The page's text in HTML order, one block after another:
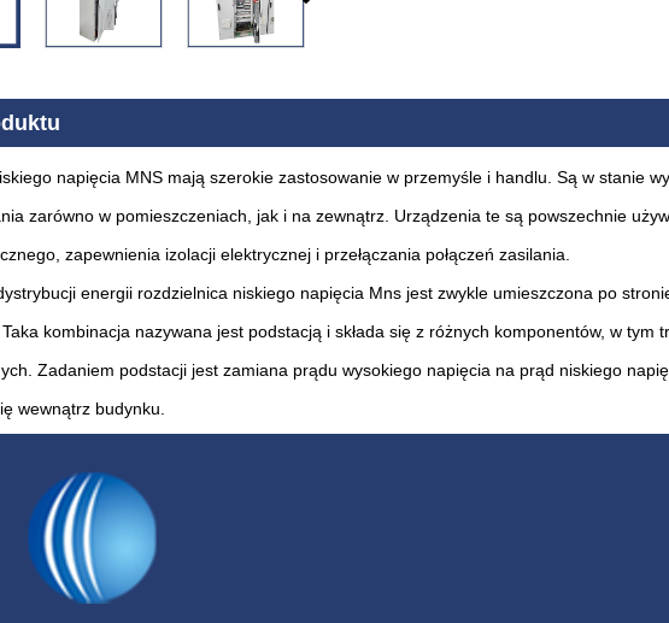
napięcia MNS mają szerokie zastosowanie w przemyśle i handlu. Są w stanie
zarówno w pomieszczeniach, jak i na zewnątrz. Urządzenia te są powszechnie
zapewnienia izolacji elektrycznej i przełączania połączeń zasilania.
energii rozdzielnica niskiego napięcia Mns jest zwykle umieszczona po
kombinacja nazywana jest podstacją i składa się z różnych komponentów, w tym
Zadaniem podstacji jest zamiana prądu wysokiego napięcia na prąd niskiego
wewnątrz budynku.